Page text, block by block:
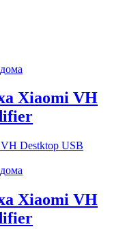
Xiaomi VH
Xiaomi VH